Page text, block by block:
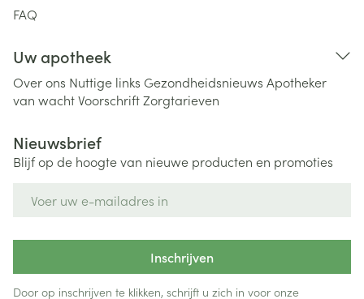
FAQ
Uw apotheek
Over ons Nuttige links Gezondheidsnieuws Apotheker
van wachtVoorschriftZorgtarieven
Nieuwsbrief
Blijf op de hoogte van nieuwe producten en promoties
Inschrijven
Door op inschrijven te klikken, schrijft u zich in voor onze